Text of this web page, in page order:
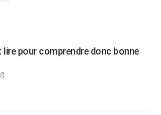
pour comprendre donc bonne